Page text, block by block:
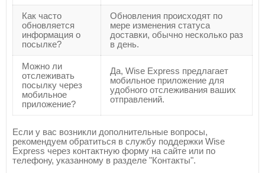
Как часто
обновляется
информация о
посылке?
Обновления происходят по
мере изменения статуса
доставки, обычно несколько раз
в день.
Можно ли
отслеживать
посылку через
мобильное
приложение?
Да, Wise Express предлагает
мобильное приложение для
удобного отслеживания ваших
отправлений.
Если у вас возникли дополнительные вопросы,
рекомендуем обратиться в службу поддержки Wise
Express через контактную форму на сайте или по
телефону, указанному в разделе "Контакты".